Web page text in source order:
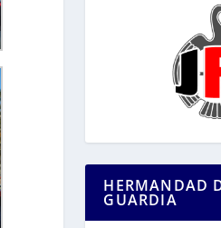
HERMANDAD
GUARDIA